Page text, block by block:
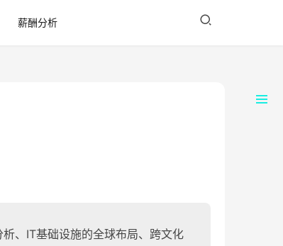
薪酬分析
、IT基础设施的全球布局、跨文化